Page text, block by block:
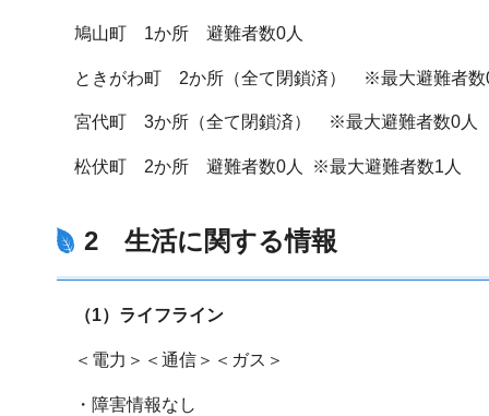
鳩山町 1か所 避難者数0人
ときがわ町 2か所（全て閉鎖済） ※最大避難者数
宮代町 3か所（全て閉鎖済） ※最大避難者数0人
松伏町 2か所 避難者数0人 ※最大避難者数1人
2 生活に関する情報
（1）ライフライン
＜電力＞＜通信＞＜ガス＞
・障害情報なし